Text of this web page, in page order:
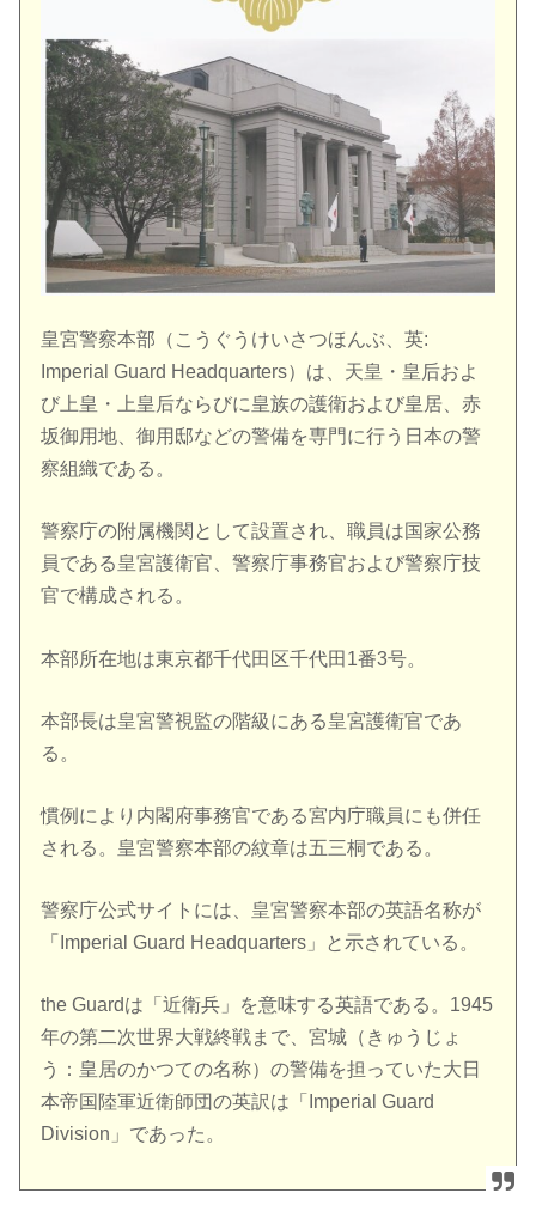
皇宮警察本部（こうぐうけいさつほんぶ、英:
Imperial Guard Headquarters）は、天皇・皇后およ
び上皇・上皇后ならびに皇族の護衛および皇居、赤
坂御用地、御用邸などの警備を専門に行う日本の警
察組織である。
警察庁の附属機関として設置され、職員は国家公務
員である皇宮護衛官、警察庁事務官および警察庁技
官で構成される。
本部所在地は東京都千代田区千代田1番3号。
本部長は皇宮警視監の階級にある皇宮護衛官であ
る。
慣例により内閣府事務官である宮内庁職員にも併任
される。皇宮警察本部の紋章は五三桐である。
警察庁公式サイトには、皇宮警察本部の英語名称が
「Imperial Guard Headquarters」と示されている。
the Guardは「近衛兵」を意味する英語である。1945
年の第二次世界大戦終戦まで、宮城（きゅうじょ
う：皇居のかつての名称）の警備を担っていた大日
本帝国陸軍近衛師団の英訳は「Imperial Guard
Division」であった。